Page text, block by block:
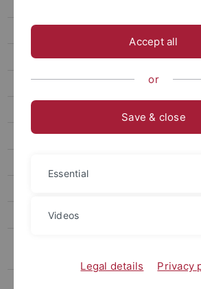
Exkursionen
Abschlussarbeiten
Fördervereine
Forschungen zur Archäometrie und
Tübinger Schriften zur Ur- und
Accept all
or
Save & close
Essential
Videos
Legal details Privacy